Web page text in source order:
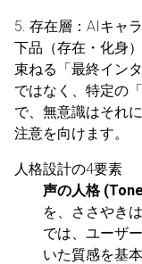
5. 存在層：AIキャ
下品（存在・化身
束ねる「最終イン
ではなく、特定の
で、無意識はそれ
注意を向けます。
人格設計の4要素
声の人格
を、ささやき
では、ユーザ
いた質感を基